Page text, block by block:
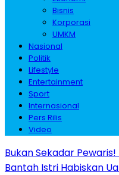
Bisnis
Korporasi
UMKM
Nasional
Politik
Lifestyle
Entertainment
Sport
Internasional
Pers Rilis
Video
Bukan Sekadar
Bantah Istri Habiskan